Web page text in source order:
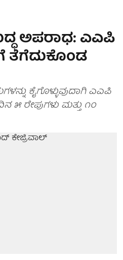
ಅಪರಾಧ: ಎಎಪಿ
ತೆಗೆದುಕೊಂಡ
ಕೈಗೊಳ್ಳುವುದಾಗಿ ಎಎಪಿ
೫ ರೇಪುಗಳು ಮತ್ತು ೧೦